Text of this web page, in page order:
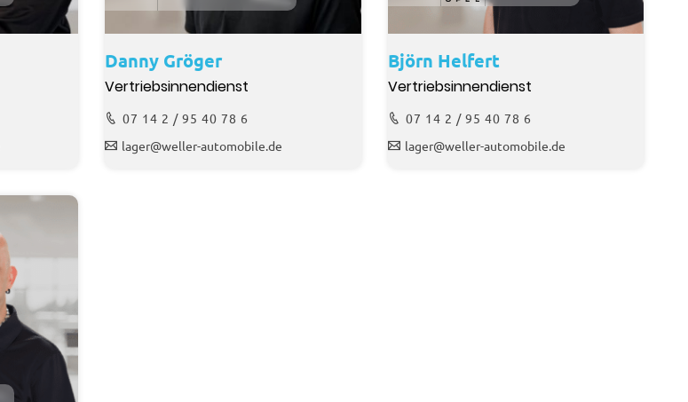
Danny Gröger
Vertriebsinnendienst
07 14 2 / 95 40 78 6
lager@weller-automobile.de
Björn Helfert
Vertriebsinnendienst
07 14 2 / 95 40 78 6
lager@weller-automobile.de